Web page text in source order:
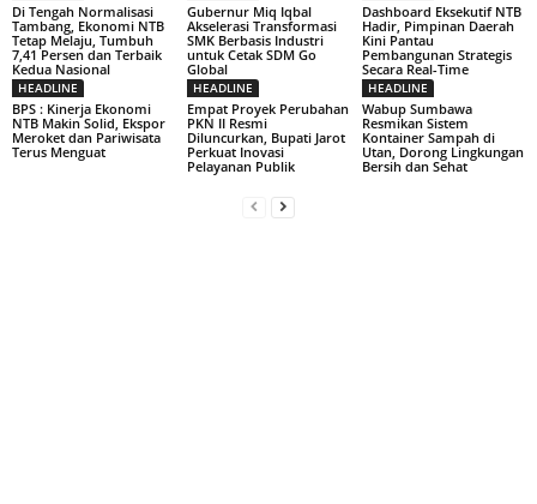
Di Tengah Normalisasi
Tambang, Ekonomi NTB
Tetap Melaju, Tumbuh
7,41 Persen dan Terbaik
Kedua Nasional
Gubernur Miq Iqbal
Akselerasi Transformasi
SMK Berbasis Industri
untuk Cetak SDM Go
Global
Dashboard Eksekutif NTB
Hadir, Pimpinan Daerah
Kini Pantau
Pembangunan Strategis
Secara Real-Time
HEADLINE
BPS : Kinerja Ekonomi
NTB Makin Solid, Ekspor
Meroket dan Pariwisata
Terus Menguat
HEADLINE
Empat Proyek Perubahan
PKN II Resmi
Diluncurkan, Bupati Jarot
Perkuat Inovasi
Pelayanan Publik
HEADLINE
Wabup Sumbawa
Resmikan Sistem
Kontainer Sampah di
Utan, Dorong Lingkungan
Bersih dan Sehat